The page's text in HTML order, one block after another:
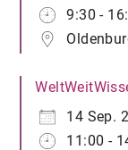
9:30 -
14 Sep.
11:00 -